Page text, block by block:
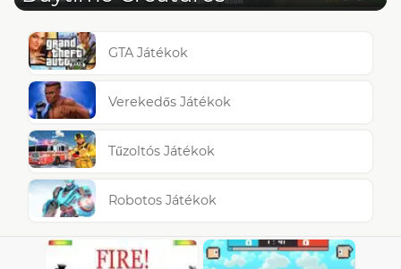
GTA Játékok
Verekedős Játékok
Tűzoltós Játékok
Robotos Játékok